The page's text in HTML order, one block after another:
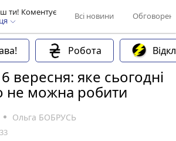
ти! Коментує
Всі новини
Робота
вересня: яке сьогодні
не можна робити
Ольга БОБРУСЬ